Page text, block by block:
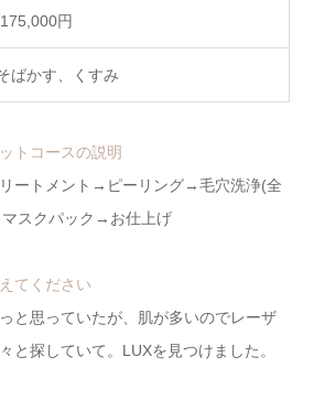
円
ばかす、くすみ
トコースの説明
ートメント→ピーリング→毛穴洗浄(全
スクパック→お仕上げ
てください
と思っていたが、肌が多いのでレーザ
と探していて。LUXを見つけました。